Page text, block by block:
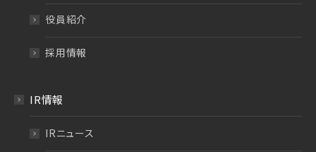
役員紹介
採用情報
IR情報
IRニュース